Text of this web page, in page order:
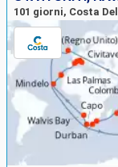
101 giorni, Costa